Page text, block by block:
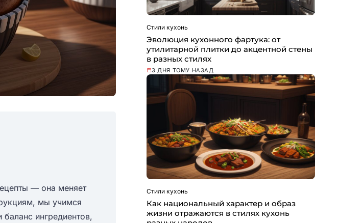
— она меняет
мы учимся
ингредиентов,
Стили кухонь
Эволюция кухонного фартука: от
утилитарной плитки до акцентной стены
в разных стилях
3 ДНЯ ТОМУ НАЗАД
Стили кухонь
Как национальный характер и образ
жизни отражаются в стилях кухонь